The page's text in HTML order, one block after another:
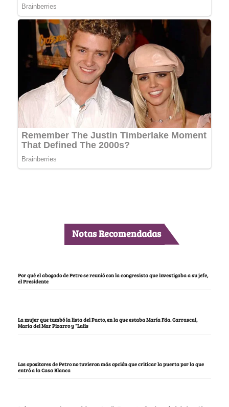
Notas Recomendadas
Por qué el abogado de Petro se reunió con la congresista que investigaba a su jefe,
el Presidente
La mujer que tumbó la lista del Pacto, en la que estaba María Fda. Carrascal,
María del Mar Pizarro y “Lalis
Los opositores de Petro no tuvieron más opción que criticar la puerta por la que
entró a la Casa Blanca